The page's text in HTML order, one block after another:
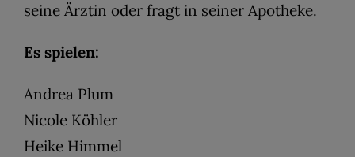
seine Ärztin oder fragt in seiner Apotheke.
Es spielen:
Andrea Plum
Nicole Köhler
Heike Himmel